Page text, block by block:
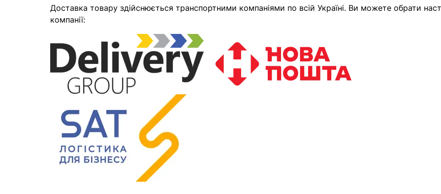
Ваш номер надіслано.
Оператор зв’яжеться з
найближчим часом
Доставка товару здійснюється транспортними компаніями по всій Україні. Ви можете обрати
компанії: